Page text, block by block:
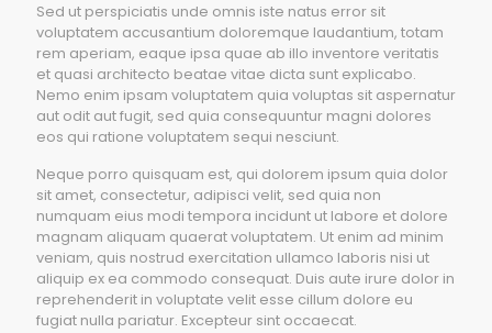
Sed ut perspiciatis unde omnis iste natus error sit
voluptatem accusantium doloremque laudantium, totam
rem aperiam, eaque ipsa quae ab illo inventore veritatis
et quasi architecto beatae vitae dicta sunt explicabo.
Nemo enim ipsam voluptatem quia voluptas sit aspernatur
aut odit aut fugit, sed quia consequuntur magni dolores
eos qui ratione voluptatem sequi nesciunt.
Neque porro quisquam est, qui dolorem ipsum quia dolor
sit amet, consectetur, adipisci velit, sed quia non
numquam eius modi tempora incidunt ut labore et dolore
magnam aliquam quaerat voluptatem. Ut enim ad minim
veniam, quis nostrud exercitation ullamco laboris nisi ut
aliquip ex ea commodo consequat. Duis aute irure dolor in
reprehenderit in voluptate velit esse cillum dolore eu
fugiat nulla pariatur. Excepteur sint occaecat.